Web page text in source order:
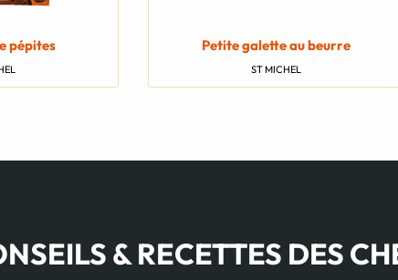
pépites Petite galette au beurre
ST MICHEL
& RECETTES DES